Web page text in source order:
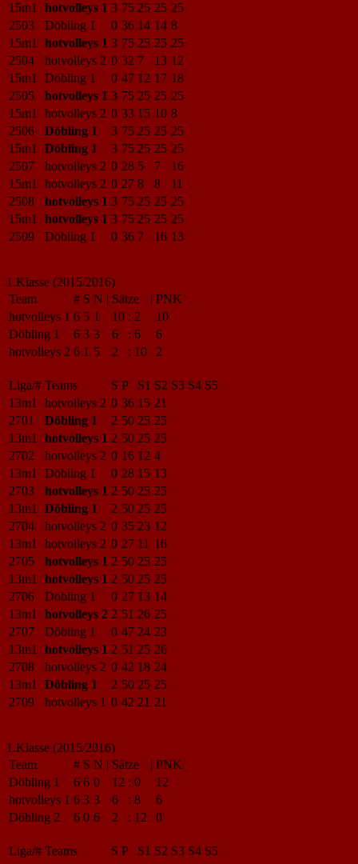
15m1
hotvolleys 1 3 75 25 25 25
2503
Döbling 1 0 36 14 14 8
15m1
hotvolleys 1 3 75 25 25 25
2504
hotvolleys 2 0 32 7 13 12
15m1
Döbling 1 0 47 12 17 18
2505
hotvolleys 1 3 75 25 25 25
15m1
hotvolleys 2 0 33 15 10 8
2506
Döbling 1 3 75 25 25 25
15m1
Döbling 1 3 75 25 25 25
2507
hotvolleys 2 0 28 5 7
16
15m1
hotvolleys 2 0 27 8 8
11
2508
hotvolleys 1 3 75 25 25 25
15m1
hotvolleys 1 3 75 25 25 25
2509
Döbling 1 0 36 7 16 13
1.Klasse (2015/2016)
Team
# S N | Sätze | PNK
hotvolleys 1 6 5 1 10 : 2
10
Döbling 1
6 3 3 6 : 6
6
hotvolleys 2 6 1 5 2 : 10 2
Liga/# Teams S P S1 S2 S3 S4 S5
13m1
hotvolleys 2 0 36 15 21
2701
Döbling 1 2 50 25 25
13m1
hotvolleys 1 2 50 25 25
2702
hotvolleys 2 0 16 12 4
13m1
Döbling 1 0 28 15 13
2703
hotvolleys 1 2 50 25 25
13m1
Döbling 1 2 50 25 25
2704
hotvolleys 2 0 35 23 12
13m1
hotvolleys 2 0 27 11 16
2705
hotvolleys 1 2 50 25 25
13m1
hotvolleys 1 2 50 25 25
2706
Döbling 1 0 27 13 14
13m1
hotvolleys 2 2 51 26 25
2707
Döbling 1 0 47 24 23
13m1
hotvolleys 1 2 51 25 26
2708
hotvolleys 2 0 42 18 24
13m1
Döbling 1 2 50 25 25
2709
hotvolleys 1 0 42 21 21
1.Klasse (2015/2016)
Team
# S N | Sätze | PNK
Döbling 1
6 6 0 12 : 0
12
hotvolleys 1 6 3 3 6 : 8
6
Döbling 2
6 0 6 2 : 12 0
Liga/# Teams S P S1 S2 S3 S4 S5